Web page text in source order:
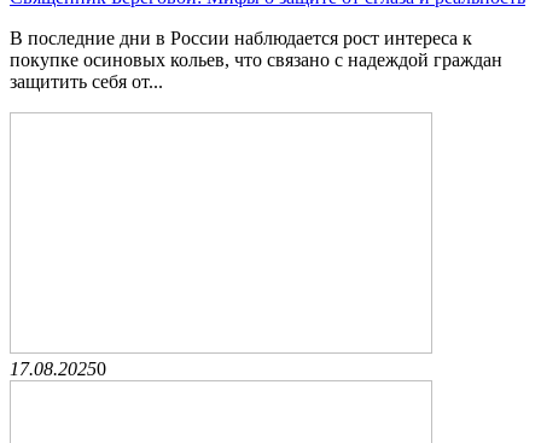
В последние дни в России наблюдается рост интереса к
покупке осиновых кольев, что связано с надеждой граждан
защитить себя от...
17.08.20250